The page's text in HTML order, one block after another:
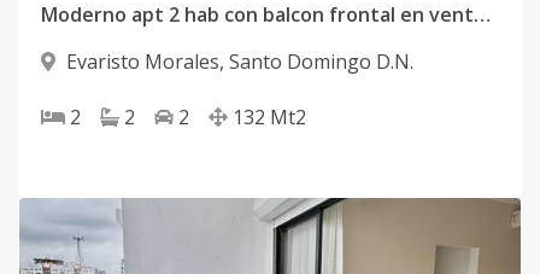
Moderno apt 2 hab con balcon frontal en venta Evaristo Morales
Evaristo Morales, Santo Domingo D.N.
2 2 2 132 Mt2